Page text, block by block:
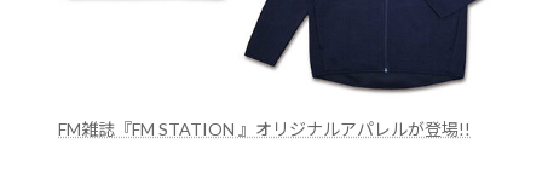
FM雑誌『FM STATION 』オリジナルアパレルが登場!!